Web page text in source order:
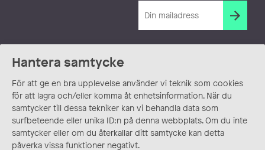
Hantera samtycke
För att ge en bra upplevelse använder vi teknik som cookies
för att lagra och/eller komma åt enhetsinformation. När du
samtycker till dessa tekniker kan vi behandla data som
surfbeteende eller unika ID:n på denna webbplats. Om du inte
samtycker eller om du återkallar ditt samtycke kan detta
påverka vissa funktioner negativt.